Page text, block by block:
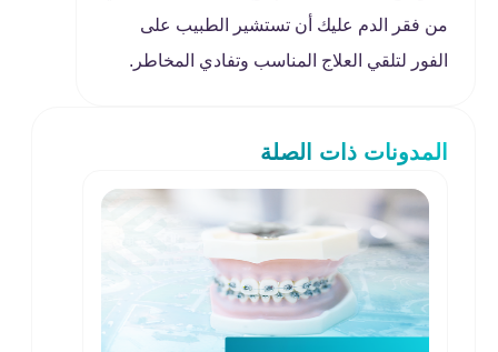
من فقر الدم عليك أن تستشير الطبيب على
الفور لتلقي العلاج المناسب وتفادي المخاطر.
المدونات ذات الصلة